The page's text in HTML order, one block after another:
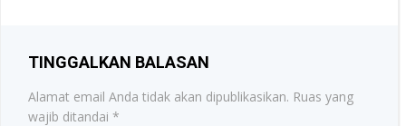
TINGGALKAN BALASAN
Alamat email Anda tidak akan dipublikasikan. Ruas yang
wajib ditandai *